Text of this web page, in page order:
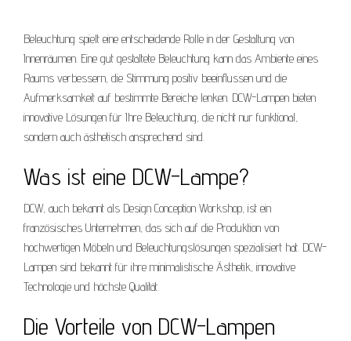
Beleuchtung spielt eine entscheidende Rolle in der Gestaltung von
Innenräumen. Eine gut gestaltete Beleuchtung kann das Ambiente eines
Raums verbessern, die Stimmung positiv beeinflussen und die
Aufmerksamkeit auf bestimmte Bereiche lenken. DCW-Lampen bieten
innovative Lösungen für Ihre Beleuchtung, die nicht nur funktional,
sondern auch ästhetisch ansprechend sind.
Was ist eine DCW-Lampe?
DCW, auch bekannt als Design Conception Workshop, ist ein
französisches Unternehmen, das sich auf die Produktion von
hochwertigen Möbeln und Beleuchtungslösungen spezialisiert hat. DCW-
Lampen sind bekannt für ihre minimalistische Ästhetik, innovative
Technologie und höchste Qualität.
Die Vorteile von DCW-Lampen